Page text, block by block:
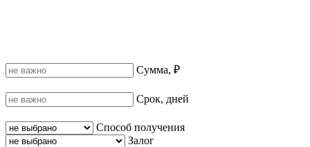
Сумма, ₽
Срок, дней
Способ получения
Залог